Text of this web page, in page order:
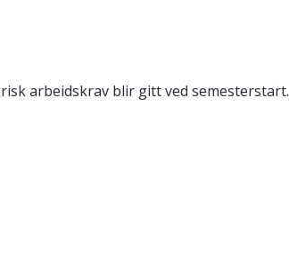
arbeidskrav blir gitt ved semesterstart.